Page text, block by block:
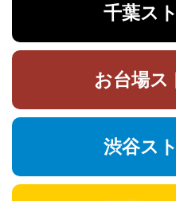
千葉ス
お台場ス
渋谷ス